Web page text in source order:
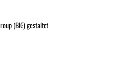
(BIG) gestaltet